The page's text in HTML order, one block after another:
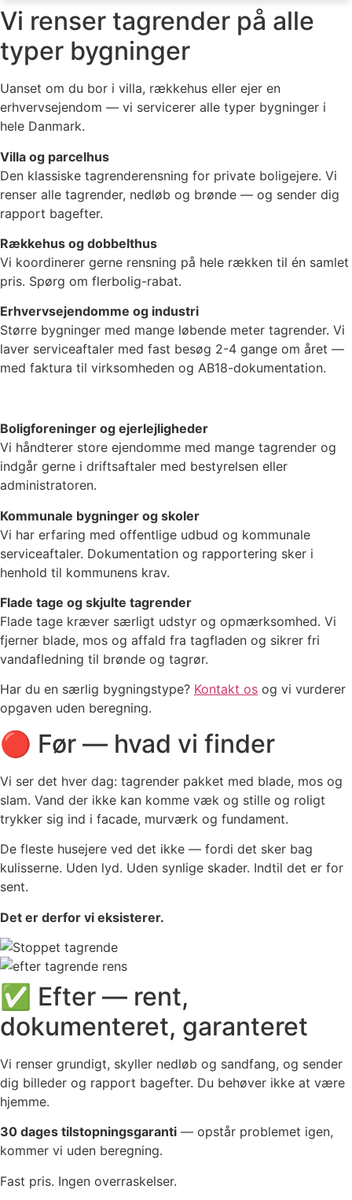
Vi renser tagrender på alle
typer bygninger
Uanset om du bor i villa, rækkehus eller ejer en
erhvervsejendom — vi servicerer alle typer bygninger i
hele Danmark.
Villa og parcelhus
Den klassiske tagrenderensning for private boligejere. Vi
renser alle tagrender, nedløb og brønde — og sender dig
rapport bagefter.
Rækkehus og dobbelthus
Vi koordinerer gerne rensning på hele rækken til én samlet
pris. Spørg om flerbolig-rabat.
Erhvervsejendomme og industri
Større bygninger med mange løbende meter tagrender. Vi
laver serviceaftaler med fast besøg 2-4 gange om året —
med faktura til virksomheden og AB18-dokumentation.
Boligforeninger og ejerlejligheder
Vi håndterer store ejendomme med mange tagrender og
indgår gerne i driftsaftaler med bestyrelsen eller
administratoren.
Kommunale bygninger og skoler
Vi har erfaring med offentlige udbud og kommunale
serviceaftaler. Dokumentation og rapportering sker i
henhold til kommunens krav.
Flade tage og skjulte tagrender
Flade tage kræver særligt udstyr og opmærksomhed. Vi
fjerner blade, mos og affald fra tagfladen og sikrer fri
vandafledning til brønde og tagrør.
Har du en særlig bygningstype? Kontakt os og vi vurderer
opgaven uden beregning.
🔴 Før — hvad vi finder
Vi ser det hver dag: tagrender pakket med blade, mos og
slam. Vand der ikke kan komme væk og stille og roligt
trykker sig ind i facade, murværk og fundament.
De fleste husejere ved det ikke — fordi det sker bag
kulisserne. Uden lyd. Uden synlige skader. Indtil det er for
sent.
Det er derfor vi eksisterer.
✅ Efter — rent,
dokumenteret, garanteret
Vi renser grundigt, skyller nedløb og sandfang, og sender
dig billeder og rapport bagefter. Du behøver ikke at være
hjemme.
30 dages tilstopningsgaranti — opstår problemet igen,
kommer vi uden beregning.
Fast pris. Ingen overraskelser.